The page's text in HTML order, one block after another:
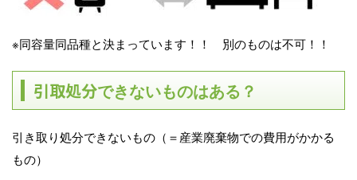
※同容量同品種と決まっています！！ 別のものは不可！！
引取処分できないものはある？
引き取り処分できないもの（＝産業廃棄物での費用がかかる
もの）